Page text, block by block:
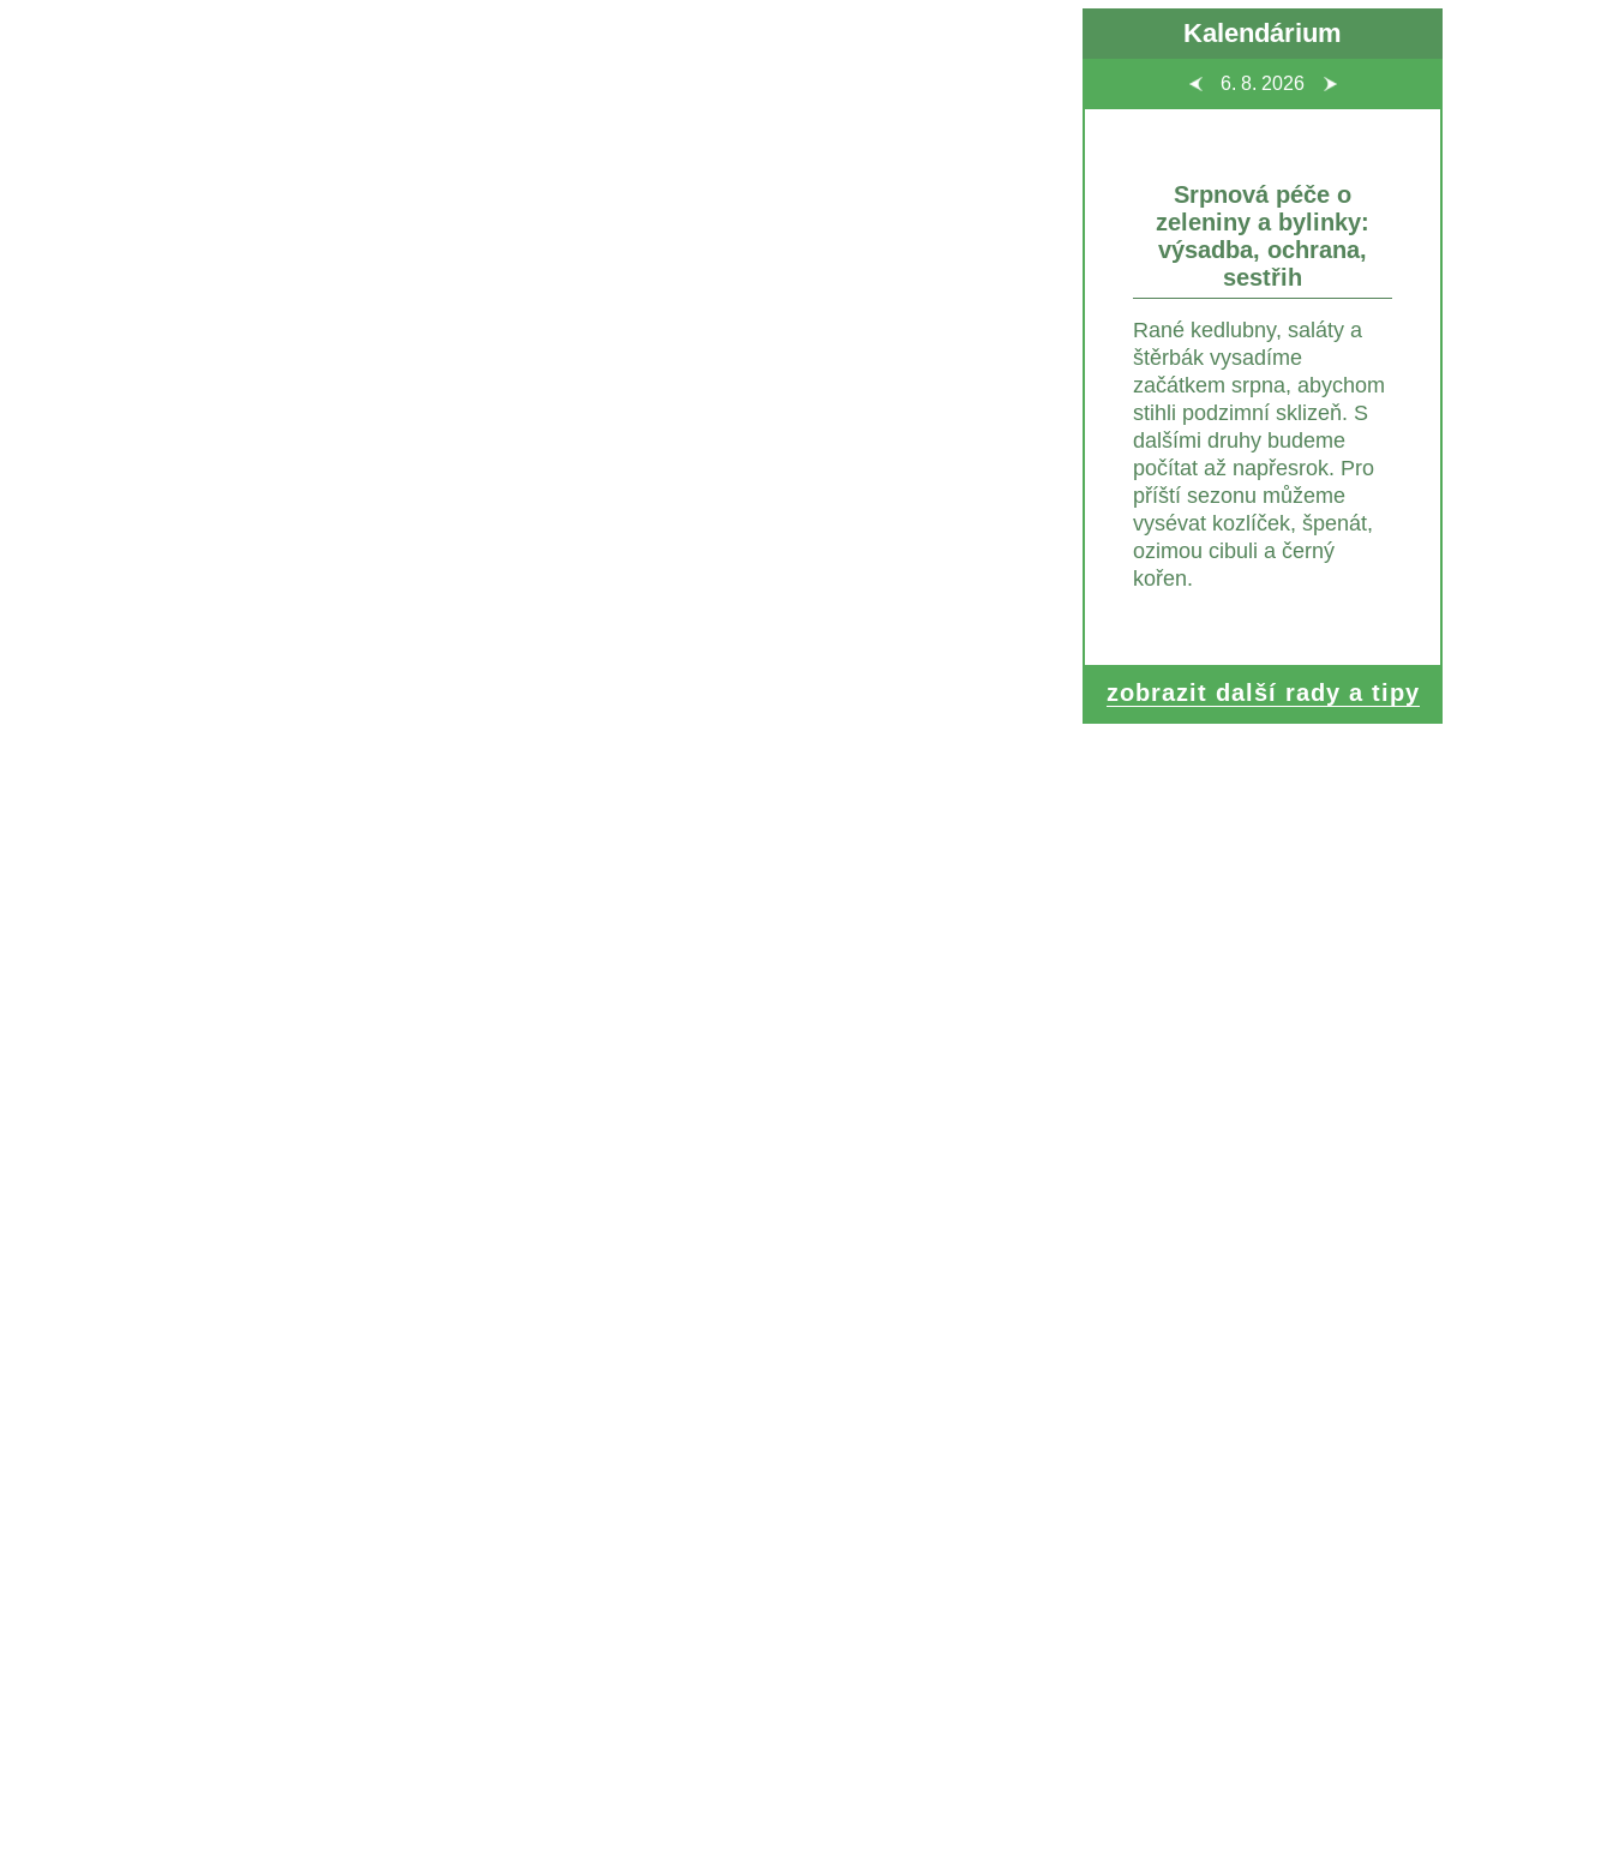
Kalendárium
6. 8. 2026
Srpnová péče o
zeleniny a bylinky:
výsadba, ochrana,
sestřih
Rané kedlubny, saláty a
štěrbák vysadíme
začátkem srpna, abychom
stihli podzimní sklizeň. S
dalšími druhy budeme
počítat až napřesrok. Pro
příští sezonu můžeme
vysévat kozlíček, špenát,
ozimou cibuli a černý
kořen.
zobrazit další rady a tipy